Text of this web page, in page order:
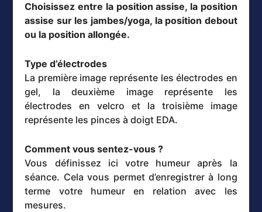
Choisissez entre la position assise, la position
assise sur les jambes/yoga, la position debout
ou la position allongée.
Type d’électrodes
La première image représente les électrodes en
gel, la deuxième image représente les
électrodes en velcro et la troisième image
représente les pinces à doigt EDA.
Comment vous sentez-vous ?
Vous définissez ici votre humeur après la
séance. Cela vous permet d’enregistrer à long
terme votre humeur en relation avec les
mesures.